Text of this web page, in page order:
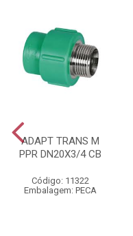
ADAPT TRANS M
PPR DN20X3/4 CB
Código: 11322
Embalagem: PECA